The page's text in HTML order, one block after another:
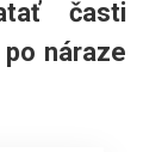
časti
náraze